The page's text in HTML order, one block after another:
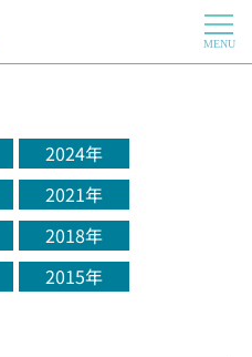
2024年
2021年
2018年
2015年